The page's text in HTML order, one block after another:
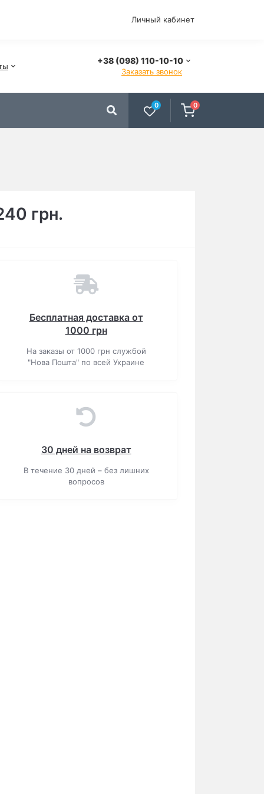
Личный кабинет
+38 (098) 110-10-10
Заказать звонок
0 0
грн.
Бесплатная доставка от
1000 грн
На заказы от 1000 грн службой
"Нова Пошта" по всей Украине
30 дней на возврат
В течение 30 дней – без лишних
вопросов